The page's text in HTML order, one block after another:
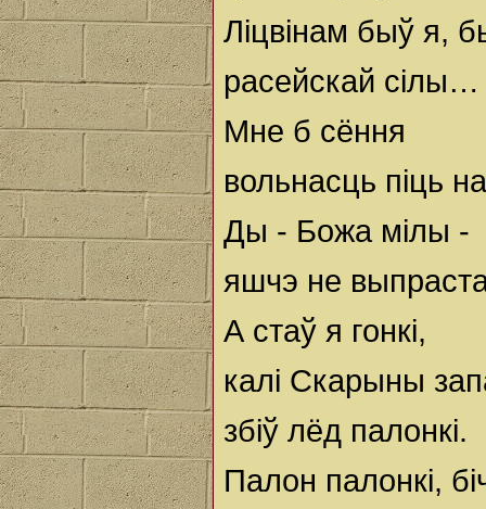
Ліцвінам быў я,
расейскай сілы…
Мне б сёння
вольнасць піць
Ды - Божа мілы -
яшчэ не
А стаў я гонкі,
калі Скарыны
збіў лёд палонкі.
Палон палонкі,